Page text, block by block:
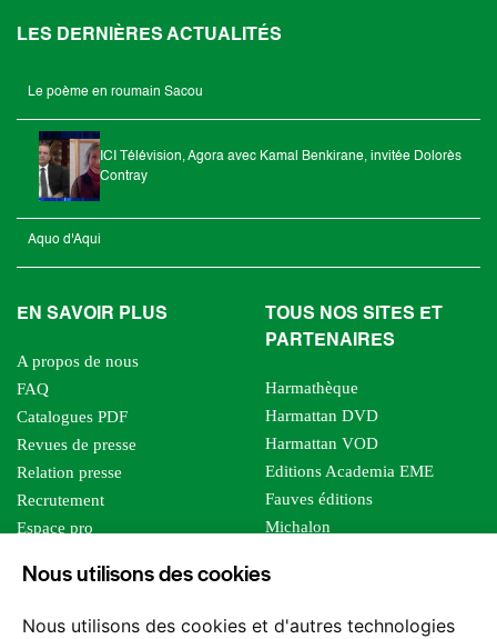
Nous utilisons des cookies
Nous utilisons des cookies et d'autres technologies
LES DERNIÈRES ACTUALITÉS
Le poème en roumain Sacou
ICI Télévision, Agora avec Kamal Benkirane, invitée Dolorès
Contray
Aquo d'Aqui
EN SAVOIR PLUS
A propos de nous
FAQ
Catalogues PDF
Revues de presse
Relation presse
Recrutement
Espace pro
Foreign rights
TOUS NOS SITES ET
PARTENAIRES
Harmathèque
Harmattan DVD
Harmattan VOD
Editions Academia EME
Fauves éditions
Michalon
Editions Sutton